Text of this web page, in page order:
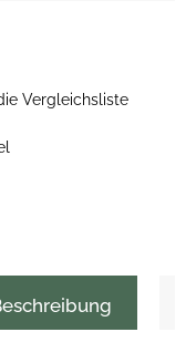
Vergleichsliste